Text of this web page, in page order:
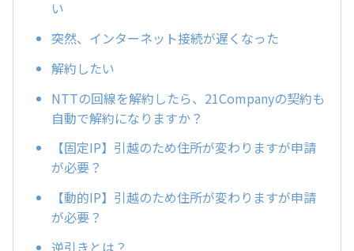
い
突然、インターネット接続が遅くなった
解約したい
NTTの回線を解約したら、21Companyの契約も
自動で解約になりますか？
【固定IP】引越のため住所が変わりますが申請
が必要？
【動的IP】引越のため住所が変わりますが申請
が必要？
逆引きとは？